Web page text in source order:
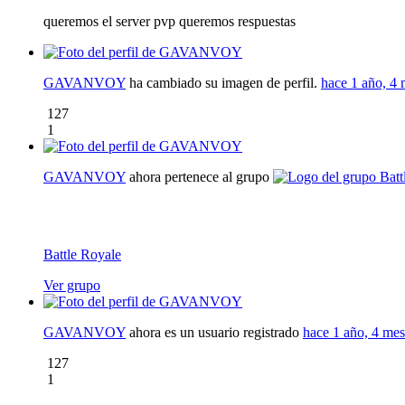
queremos el server pvp queremos respuestas
GAVANVOY ha cambiado su imagen de perfil. hace 1 año, 4
127
1
GAVANVOY ahora pertenece al grupo
Battle Royale
Ver grupo
GAVANVOY ahora es un usuario registrado hace 1 año, 4
127
1